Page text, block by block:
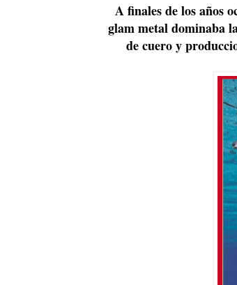
A finales de los años
glam metal dominaba
de cuero y